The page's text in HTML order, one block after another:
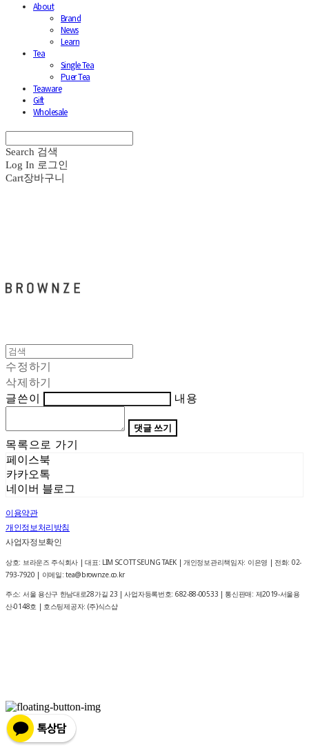
About
Brand
News
Learn
Tea
Single Tea
Puer Tea
Teaware
Gift
Wholesale
Search 검색
Log In 로그인
Cart장바구니
수정하기
삭제하기
글쓴이
내용
댓글 쓰기
목록으로 가기
페이스북
카카오톡
네이버 블로그
이용약관
개인정보처리방침
사업자정보확인
상호: 브라운즈 주식회사 | 대표: LIM SCOTT SEUNG TAEK | 개인정보관리책임자: 이은영 | 전화: 02-
793-7920 | 이메일: tea@brownze.co.kr
주소: 서울 용산구 한남대로28가길 23 | 사업자등록번호: 682-88-00533 | 통신판매: 제2019-서울용
산-0148호 | 호스팅제공자: (주)식스샵